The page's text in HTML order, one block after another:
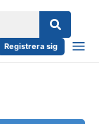
Registrera sig